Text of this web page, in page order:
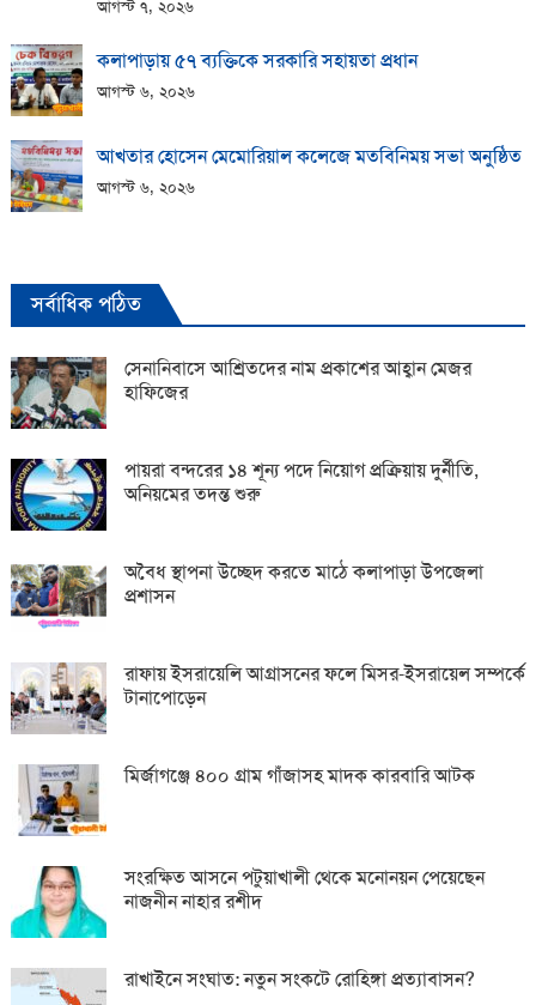
আগস্ট ৭, ২০২৬
কলাপাড়ায় ​৫৭ ব্যক্তিকে সরকারি সহায়তা প্রধান
আগস্ট ৬, ২০২৬
আখতার হোসেন মেমোরিয়াল কলেজে মতবিনিময় সভা অনুষ্ঠিত
আগস্ট ৬, ২০২৬
সর্বাধিক পঠিত
সেনানিবাসে আশ্রিতদের নাম প্রকাশের আহ্বান মেজর
হাফিজের
পায়রা বন্দরের ১৪ শূন্য পদে নিয়োগ প্রক্রিয়ায় দুর্নীতি,
অনিয়মের তদন্ত শুরু
অবৈধ স্থাপনা উচ্ছেদ করতে মাঠে কলাপাড়া উপজেলা
প্রশাসন
রাফায় ইসরায়েলি আগ্রাসনের ফলে মিসর-ইসরায়েল সম্পর্কে
টানাপোড়েন
মির্জাগঞ্জে ৪০০ গ্রাম গাঁজাসহ মাদক কারবারি আটক
সংরক্ষিত আসনে পটুয়াখালী থেকে মনোনয়ন পেয়েছেন
নাজনীন নাহার রশীদ
রাখাইনে সংঘাত: নতুন সংকটে রোহিঙ্গা প্রত্যাবাসন?